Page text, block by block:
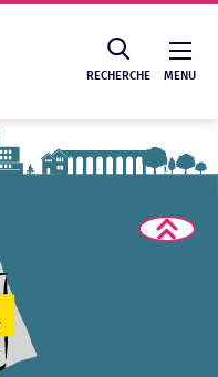
RECHERCHE MENU